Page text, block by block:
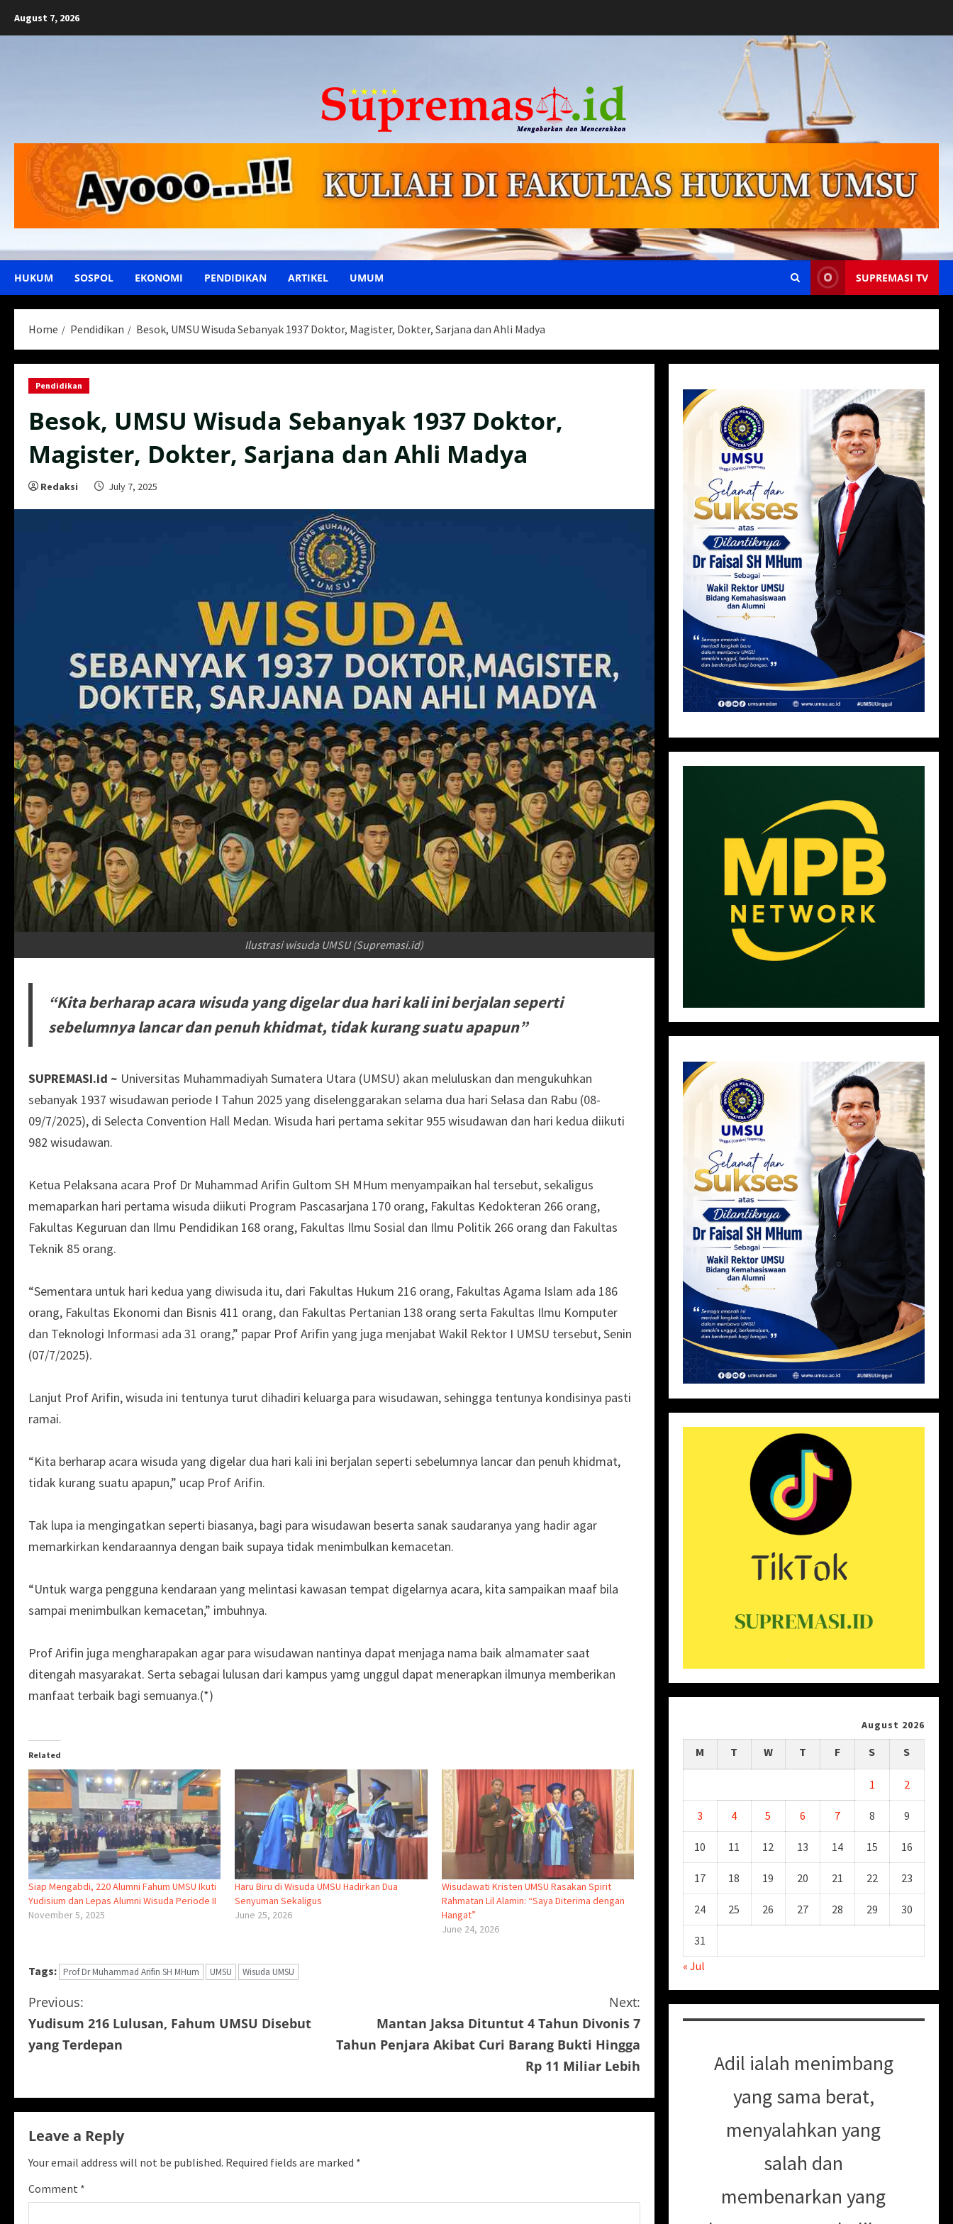
August 7, 2026
HUKUM SOSPOL EKONOMI PENDIDIKAN ARTIKEL UMUM SUPREMASI TV
Home Pendidikan Besok, UMSU Wisuda Sebanyak 1937 Doktor, Magister, Dokter, Sarjana dan Ahli Madya
Pendidikan
Besok, UMSU Wisuda Sebanyak 1937 Doktor,
Magister, Dokter, Sarjana dan Ahli Madya
Redaksi July 7, 2025
Ilustrasi wisuda UMSU (Supremasi.id)
“Kita berharap acara wisuda yang digelar dua hari kali ini berjalan seperti
sebelumnya lancar dan penuh khidmat, tidak kurang suatu apapun”
SUPREMASI.id ~ Universitas Muhammadiyah Sumatera Utara (UMSU) akan meluluskan dan mengukuhkan
sebanyak 1937 wisudawan periode I Tahun 2025 yang diselenggarakan selama dua hari Selasa dan Rabu (08-
09/7/2025), di Selecta Convention Hall Medan. Wisuda hari pertama sekitar 955 wisudawan dan hari kedua diikuti
982 wisudawan.
Ketua Pelaksana acara Prof Dr Muhammad Arifin Gultom SH MHum menyampaikan hal tersebut, sekaligus
memaparkan hari pertama wisuda diikuti Program Pascasarjana 170 orang, Fakultas Kedokteran 266 orang,
Fakultas Keguruan dan Ilmu Pendidikan 168 orang, Fakultas Ilmu Sosial dan Ilmu Politik 266 orang dan Fakultas
Teknik 85 orang.
“Sementara untuk hari kedua yang diwisuda itu, dari Fakultas Hukum 216 orang, Fakultas Agama Islam ada 186
orang, Fakultas Ekonomi dan Bisnis 411 orang, dan Fakultas Pertanian 138 orang serta Fakultas Ilmu Komputer
dan Teknologi Informasi ada 31 orang,” papar Prof Arifin yang juga menjabat Wakil Rektor I UMSU tersebut, Senin
(07/7/2025).
Lanjut Prof Arifin, wisuda ini tentunya turut dihadiri keluarga para wisudawan, sehingga tentunya kondisinya pasti
ramai.
“Kita berharap acara wisuda yang digelar dua hari kali ini berjalan seperti sebelumnya lancar dan penuh khidmat,
tidak kurang suatu apapun,” ucap Prof Arifin.
Tak lupa ia mengingatkan seperti biasanya, bagi para wisudawan beserta sanak saudaranya yang hadir agar
memarkirkan kendaraannya dengan baik supaya tidak menimbulkan kemacetan.
“Untuk warga pengguna kendaraan yang melintasi kawasan tempat digelarnya acara, kita sampaikan maaf bila
sampai menimbulkan kemacetan,” imbuhnya.
Prof Arifin juga mengharapakan agar para wisudawan nantinya dapat menjaga nama baik almamater saat
ditengah masyarakat. Serta sebagai lulusan dari kampus yamg unggul dapat menerapkan ilmunya memberikan
manfaat terbaik bagi semuanya.(*)
Related
Siap Mengabdi, 220 Alumni Fahum UMSU Ikuti
Yudisium dan Lepas Alumni Wisuda Periode II
November 5, 2025
Haru Biru di Wisuda UMSU Hadirkan Dua
Senyuman Sekaligus
June 25, 2026
Wisudawati Kristen UMSU Rasakan Spirit
Rahmatan Lil Alamin: “Saya Diterima dengan
Hangat”
June 24, 2026
Tags: Prof Dr Muhammad Arifin SH MHum UMSU Wisuda UMSU
C
o
t
i
n
u
Previous:
Yudisum 216 Lulusan, Fahum UMSU Disebut
yang Terdepan
Next:
Mantan Jaksa Dituntut 4 Tahun Divonis 7
Tahun Penjara Akibat Curi Barang Bukti Hingga
Rp 11 Miliar Lebih
Leave a Reply
Your email address will not be published. Required fields are marked *
Comment *
August 2026
M T W T F S S
1 2
3 4 5 6 7 8 9
10 11 12 13 14 15 16
17 18 19 20 21 22 23
24 25 26 27 28 29 30
31
« Jul
Adil ialah menimbang
yang sama berat,
menyalahkan yang
salah dan
membenarkan yang